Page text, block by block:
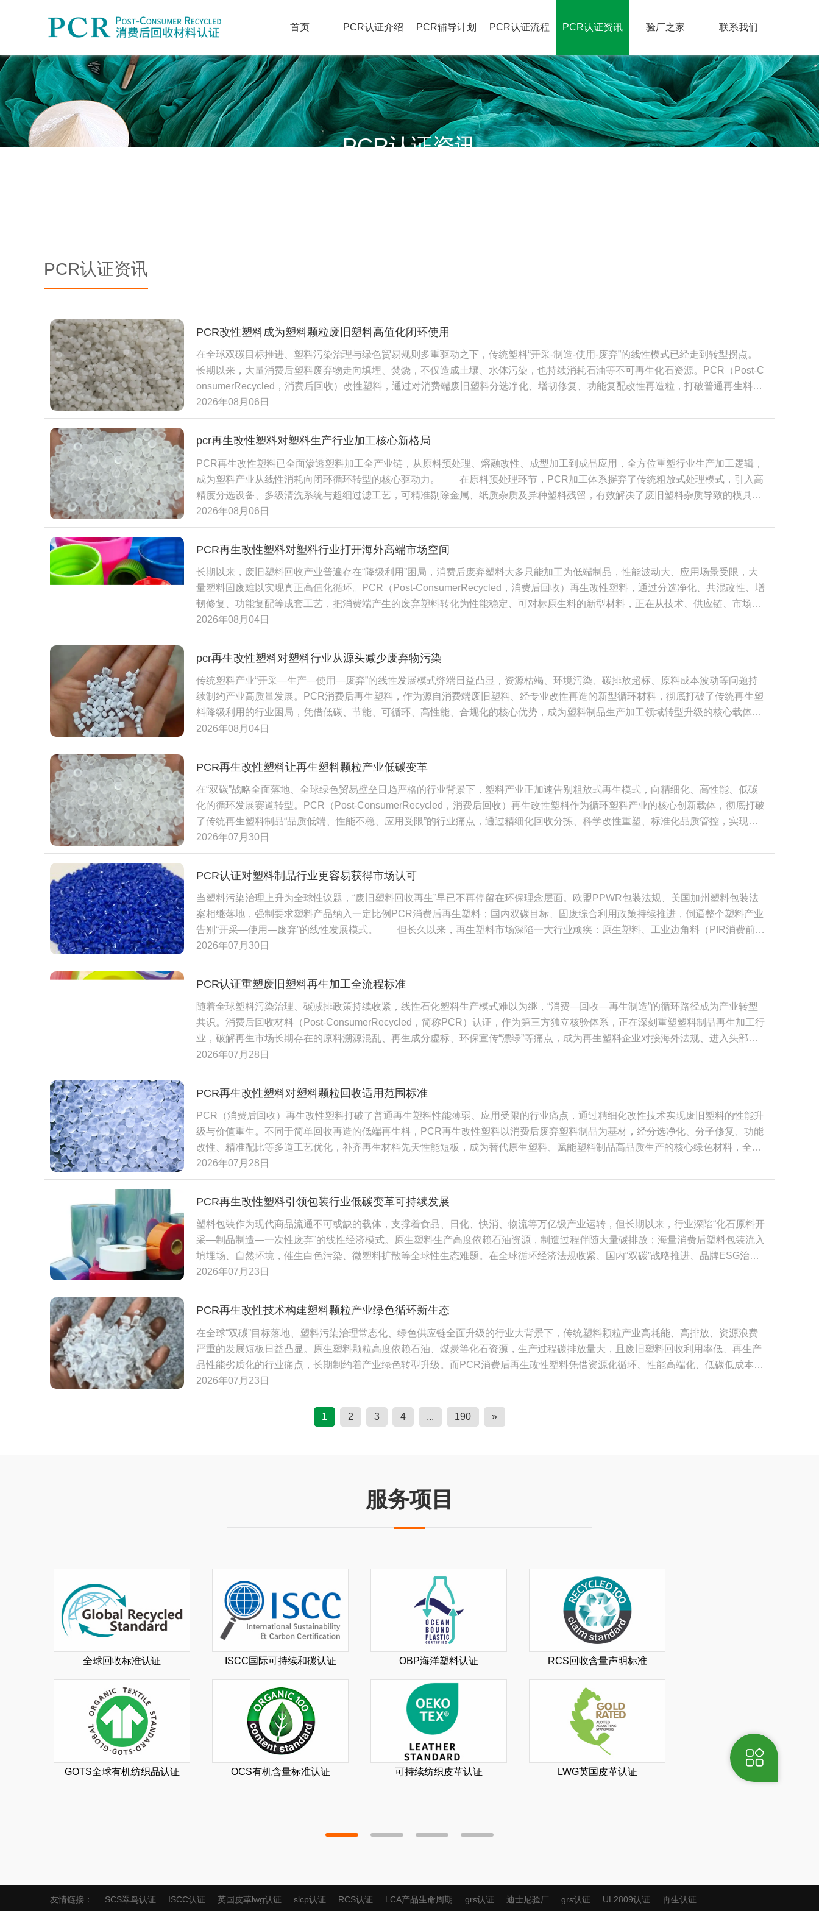
首页 PCR认证介绍 PCR辅导计划 PCR认证流程 PCR认证资讯 验厂之家 联系我们
PCR认证资讯
PCR认证资讯
PCR改性塑料成为塑料颗粒废旧塑料高值化闭环使用
在全球双碳目标推进、塑料污染治理与绿色贸易规则多重驱动之下，传统塑料“开采‑制造‑使用‑废弃”的线性模式已经走到转型拐点。
长期以来，大量消费后塑料废弃物走向填埋、焚烧，不仅造成土壤、水体污染，也持续消耗石油等不可再生化石资源。PCR（Post‑C
onsumerRecycled，消费后回收）改性塑料，通过对消费端废旧塑料分选净化、增韧修复、功能复配改性再造粒，打破普通再生料降
级利用的固有困局，成为塑料制品行业走向循环可持续的核心技术抓手。 PCR原料是已经完成消费生命周期的终端制品，包括废
旧家电外壳、饮料包装、汽车塑料件、日用消费品外壳等，这类废弃物如果不加以资源化，绝大部分会直接流入固废处理体系，是白
色污染的主要来源。未经改性的PCR回收料普遍存在分子链断裂、杂质残留、力学性能衰减、批次性能波动大的缺陷，大多只能做成
低端粗糙制品，很难进入家电、汽车、3C电子等高价值制造领域。改性技术的价值，正是通过配方、共混、增韧、除杂工艺修复材料
性能，让PCR再生颗粒的强度、耐热、抗冲击、尺寸稳定性向原生树脂看齐，实现废旧塑料的高值化闭环复用。 明确提出塑料制
品最低PCR再生含量、全链路溯源、碳足迹举证要求，不符合指标的产品将面临清关受阻、罚款、订单取消等风险。很多海外品牌已
经把PCR再生料占比写进供应商准入条件，再生材料不再是加分项，而是市场入场券。 采用合规可溯源的PCR改性塑料，帮助国
内塑料制品企业应对绿色贸易壁垒，适配海外客户的供应链审核、GRS、ISCC等认证需求，打通出口市场。同时国内塑料污染治
理、绿色制造政策推进，也倒逼本土品牌提升再生材料使用比例，PCR改性材料成为链接国内政策与国际市场规则的关键载体。
2026年08月06日
pcr再生改性塑料对塑料生产行业加工核心新格局
PCR再生改性塑料已全面渗透塑料加工全产业链，从原料预处理、熔融改性、成型加工到成品应用，全方位重塑行业生产加工逻辑，
成为塑料产业从线性消耗向闭环循环转型的核心驱动力。 在原料预处理环节，PCR加工体系摒弃了传统粗放式处理模式，引入高
精度分选设备、多级清洗系统与超细过滤工艺，可精准剔除金属、纸质杂质及异种塑料残留，有效解决了废旧塑料杂质导致的模具堵
塞、设备磨损、成品瑕疵等问题。行业主流工艺采用80-120目精细滤网熔融过滤，最大程度净化熔体纯度，从源头提升原料稳定性，
为后续成型加工筑牢基础。同时，针对不同使用场景的废旧塑料，分类开展脱挥、除味、脱色处理，解决了传统再生料色差不均、气
味残留的通病，大幅拓宽了加工适配场景。 在核心改性加工环节，PCR技术通过分子级调控实现材料性能迭代。加工企业根据终
端产品需求，精准搭配相容剂、抗氧剂、紫外稳定剂、增韧剂等功能性助剂，解决不同废旧塑料体系的兼容性难题，修复塑料老化导
致的分子链断裂问题，有效提升材料力学性能与耐候性。 随着全球环保政策持续收紧、终端市场绿色需求不断释放，PCR再生改
性塑料已然成为塑料加工行业的核心发展方向，推动产业形成“回收标准化、改性精细化、产品高端化、应用多元化”的全新发展格
局。未来，行业将围绕技术升级、标准完善、产业链闭环三大维度持续迭代。 PCR再生改性塑料将逐步成为塑料加工行业的主流
原料，推动整个产业真正迈入“零废弃、低能耗、高价值”的循环制造新时代。
2026年08月06日
PCR再生改性塑料对塑料行业打开海外高端市场空间
长期以来，废旧塑料回收产业普遍存在“降级利用”困局，消费后废弃塑料大多只能加工为低端制品，性能波动大、应用场景受限，大
量塑料固废难以实现真正高值化循环。PCR（Post‑ConsumerRecycled，消费后回收）再生改性塑料，通过分选净化、共混改性、增
韧修复、功能复配等成套工艺，把消费端产生的废弃塑料转化为性能稳定、可对标原生料的新型材料，正在从技术、供应链、市场规
则、产业结构多个维度，深刻改写整个塑料行业的发展逻辑。 PCR再生改性塑料首先重构了塑料行业的原料供给体系。塑料产业
高度依赖原油化工，国际能源价格波动直接传导至下游，原生树脂价格起伏给全产业链带来较大的供应链风险。PCR再生改性塑料以
消费后废旧塑料为原料，把社会端的塑料废弃物转化为工业可用原料，开辟石油之外的第二原料来源，有效降低行业对化石资源的消
耗。数据显示，相比原生塑料生产，高品质PCR再生改性塑料生产环节能耗可下降40%‑80%，单吨碳排放降幅可达30%以上，每使
用一吨PCR材料，能够节约数吨石油资源，带来可观的减碳效益。对于制造企业，合理配比PCR改性料，能够优化原材料成本结构，
对冲原生树脂涨价带来的经营压力，同时降低产业链范围三碳排放，成为企业完成ESG目标、绿色供应链审核的重要抓手。 全球
合规浪潮，进一步放大了PCR再生改性塑料的产业战略价值。欧盟PPWR包装废弃物法规、CBAM碳关税等政策相继落地，强制要求
塑料包装、制品达到最低再生含量指标，再生材料不再只是企业环保加分项，而是出口市场的准入硬性门槛，无法提供可溯源PCR材
料的产品，将面临清关受阻、高额处罚的风险。国内塑料污染治理、绿色制造体系建设持续推进，下游家电、汽车、3C、包装头部品
牌纷纷公布再生材料使用目标，倒逼上游改性塑料企业完成技术迭代。过去很多企业将环保视作成本负担，而PCR再生改性赛道，让
空间。
2026年08月04日
pcr再生改性塑料对塑料行业从源头减少废弃物污染
传统塑料产业“开采—生产—使用—废弃”的线性发展模式弊端日益凸显，资源枯竭、环境污染、碳排放超标、原料成本波动等问题持
续制约产业高质量发展。PCR消费后再生塑料，作为源自消费端废旧塑料、经专业改性再造的新型循环材料，彻底打破了传统再生塑
料降级利用的行业困局，凭借低碳、节能、可循环、高性能、合规化的核心优势，成为塑料制品生产加工领域转型升级的核心载体，
为行业可持续发展搭建起资源循环、绿色生产、产业提质的全新发展体系。 在生产加工端，PCR再生塑料为塑料制品企业实现降
本增效、稳定供应链提供了坚实支撑。当前国际能源价格波动剧烈，原油及化工原料价格持续震荡，原生塑料原料成本居高不下，给
塑料制造企业的生产经营带来极大不确定性。PCR再生塑料依托废旧资源循环利用的特性，原料供给充足、价格波动平缓，能够有效
对冲原生原料的成本风险，帮助企业优化生产成本结构。同时，标准化、改性化的PCR颗粒料适配注塑、挤出、吸塑、发泡等各类主
流加工工艺，无需企业改造生产线，可直接规模化投产，兼顾了生产效率与产品品质。此外，可多次循环利用的高端PCR材料，能够
实现塑料制品报废后的二次回收再造，构建“生产—使用—回收—再生产”的闭环模式，最大限度延长材料生命周期，提升产业资源利
用率。 从产业可持续发展维度来看，PCR再生塑料的普及应用，推动塑料产业从“线性粗放发展”向“闭环循环发展”全面转型，重塑
了行业绿色发展新格局。传统塑料产业发展过程中，大量废旧塑料随意丢弃、填埋、焚烧，不仅占用土地资源、污染土壤与水体，还
会产生大量温室气体与有害气体，造成严重的生态污染。PCR再生塑料的产业化推广，打通了废旧塑料回收、精细化加工、高端化再
利用的全产业链条，推动废旧塑料资源规范化、资源化处置，从源头减少塑料废弃物污染，破解塑料产业“环保与发展矛盾”的行业难
法规、国际ESG评价体系、品牌绿色供应链标准等一系列新规陆续落地，对塑料制品的再生料占比、碳足迹、溯源体系提出了明确要
求。采用合规化PCR再生塑料生产的产品，具备完整的溯源体系与认证资质，可顺利对接国际市场准入标准，帮助企业规避绿色贸易
壁垒，提升产品市场竞争力。同时，PCR材料的应用助力企业完善ESG治理体系，塑造绿色品牌形象，契合当下市场绿色消费升级的
发展趋势，为企业长效发展赋能。
2026年08月04日
PCR再生改性塑料让再生塑料颗粒产业低碳变革
在“双碳”战略全面落地、全球绿色贸易壁垒日趋严格的行业背景下，塑料产业正加速告别粗放式再生模式，向精细化、高性能、低碳
化的循环发展赛道转型。PCR（Post-ConsumerRecycled，消费后回收）再生改性塑料作为循环塑料产业的核心创新载体，彻底打破
了传统再生塑料制品“品质低端、性能不稳、应用受限”的行业痛点，通过精细化回收分拣、科学改性重塑、标准化品质管控，实现废
旧塑料资源的价值再造，为再生塑料制品行业的高质量发展注入核心动能，成为衔接塑料固废处置、绿色生产与终端高端应用的关键
纽带。 在绿色低碳与产业合规层面，PCR再生改性塑料为再生塑料制品产业构建了双重核心优势。相较于原生塑料生产，PCR再
生改性塑料的生产能耗可降低40%-80%，单吨材料碳排放减少30%以上，部分品类可实现单吨减排2.3吨、节约石油资源3.8吨，等效
于种植120棵树的生态效益，极大降低了塑料制品生产的资源消耗与环境负荷。对于生产企业而言，采用PCR再生改性塑料制作成
品，可精准匹配国内双碳政策、企业ESG评级及绿色供应链审核要求，同时有效应对欧盟CBAM碳关税等国际绿色贸易规则，帮助出
口型企业规避贸易壁垒，提升品牌绿色竞争力与市场合规性。 从产业维度来看，PCR再生改性塑料推动再生塑料制品行业构建起
闭环循环的产业生态。其构建的“消费回收—精准分选—改性再生—高端应用—二次回收”全链条模式，有效破解了塑料固废填埋、焚
烧带来的土壤与大气污染问题，实现废旧塑料资源的最大化资源化利用。相较于传统粗放再生模式，PCR改性技术支持材料多次循环
利用，部分高端PCR改性塑料可反复回收改性、持续投入高端生产，大幅延长塑料材料生命周期，彻底改变了再生塑料“一次再生、
逐级降级”的行业困境，推动塑料产业从“线性消耗”向“绿色循环”转型。 同时，产业将逐步形成“回收标准化、改性精细化、产品高
核心支撑力量。
2026年07月30日
PCR认证对塑料制品行业更容易获得市场认可
当塑料污染治理上升为全球性议题，“废旧塑料回收再生”早已不再停留在环保理念层面。欧盟PPWR包装法规、美国加州塑料包装法
案相继落地，强制要求塑料产品纳入一定比例PCR消费后再生塑料；国内双碳目标、固废综合利用政策持续推进，倒逼整个塑料产业
告别“开采—使用—废弃”的线性发展模式。 但长久以来，再生塑料市场深陷一大行业顽疾：原生塑料、工业边角料（PIR消费前再
生料）、消费后废旧塑料外观无法肉眼区分。不少厂商混淆原料概念，以工厂生产水口料冒充居民废弃塑料回收料，随意虚标再生料
占比，泛滥的“漂绿宣传”持续削弱市场信心，让正规回收企业辛苦分拣的消费后废塑料难以形成稳定市场价值。在此背景下，PCR第
三方认证应运而生，成为规范塑料制品回收体系、构建可信闭环循环不可或缺的底层支撑。 PCR全称Post-ConsumerRecycled，
即消费后回收材料。严格按照ISO14021国际标准定义，PCR塑料特指普通消费者、商超、终端机构使用完毕之后废弃的塑料制品，
例如饮料瓶、快递塑料包装、废旧家电塑料外壳、日化空瓶等，经过收集、分拣、清洗、再造粒加工得到再生原料。 PCR认证，
就是依托EN15343、UL2809、APR等国际通行标准，由第三方机构开展全链条审核的溯源体系。它不只是简单检测成品内再生材料
占比，核心是搭建物料监管链，追踪塑料从废旧废弃物回收、破碎造粒、改性加工直至终端成品的完整流向，通过物料平衡核算、批
次台账核查、现场实地审核，书面证明产品内再生塑料确为消费后废弃物，杜绝原料掺假、比例虚报，为企业绿色声明提供具备法律
效力的可信依据。 伴随着大众环保意识提升，具备可持续属性的产品逐渐获得消费者青睐。带有合规PCR认证背书的产品，可以
清晰传递环境价值。区别于空洞的环保口号，可溯源的消费后再生原料证明，更容易获得市场认可，帮助制造企业打造产品差异化竞
2026年07月30日
PCR认证重塑废旧塑料再生加工全流程标准
随着全球塑料污染治理、碳减排政策持续收紧，线性石化塑料生产模式难以为继，“消费—回收—再生制造”的循环路径成为产业转型
共识。消费后回收材料（Post-ConsumerRecycled，简称PCR）认证，作为第三方独立核验体系，正在深刻重塑塑料制品再生加工行
业，破解再生市场长期存在的原料溯源混乱、再生成分虚标、环保宣传“漂绿”等痛点，成为再生塑料企业对接海外法规、进入头部品
牌供应链不可或缺的绿色通行证。 PCR认证对塑料制品再生加工的改造，贯穿整条生产线与供应链管理体系，绝非简单的一纸证
书。认证审核最核心的要求，是建立完整可追溯的产销监管链，倒逼再生加工厂重构全流程台账管理。从废旧塑料回收采购、入库分
选、破碎清洗、熔融造粒，再到改性复合、成品出库、向下游注塑/包装企业供货，每一批次PCR原料都需要留存采购单据、运输记
录、损耗台账、混料配比数据。认证审核机构会交叉核对物料进出数量，杜绝原料混掺、PCR含量虚报。对于再生加工厂而言，这套
溯源体系直接推动企业告别粗放式生产管理，实现原料批次数字化管控。 再生加工工艺管控同样是PCR认证重点核查板块。消费
后废旧塑料来源复杂，混杂泥沙、胶黏剂、异种塑料、各类杂质。想要产出稳定合格的PCR再生颗粒，企业必须配套精细化分选、多
级清洗、熔体过滤、除味除杂设备。认证过程中，审核人员会评估工厂的杂质管控方案、废水废气处理设施、废料分流管理制度，避
免再生加工环节造成二次污染。部分面向食品接触、高端3C、汽车内饰领域的PCR再生塑料，认证还会附加材料安全、有害物质管
控要求，推动再生企业升级提纯与改性技术，改善PCR材料普遍存在的性能波动、色差、流动性不稳定等行业难题，推动再生塑料从
低端填充料向高附加值工业原料升级。 PCR认证搭建起一套公认的信任机制，打通废旧塑料从回收端到终端产品的价值链路。未
握绿色转型风口，推动塑料产业真正走出“开采—使用—废弃”的线性模式，实现资源永续循环。
2026年07月28日
PCR再生改性塑料对塑料颗粒回收适用范围标准
PCR（消费后回收）再生改性塑料打破了普通再生塑料性能薄弱、应用受限的行业痛点，通过精细化改性技术实现废旧塑料的性能升
级与价值重生。不同于简单回收再造的低端再生料，PCR再生改性塑料以消费后废弃塑料制品为基材，经分选净化、分子修复、功能
改性、精准配比等多道工艺优化，补齐再生材料先天性能短板，成为替代原生塑料、赋能塑料制品高品质生产的核心绿色材料，全方
位重塑塑料制品的品质标准、生产模式与产业格局。 PCR再生改性塑料可实现性能的定制化调控，适配全品类塑料制品生产。生
产企业可根据产品使用场景，灵活调整PCR材料的回收料掺混比例与改性配方，从30%常规掺混到100%全再生改性均可实现，既能
满足食品接触、家电内饰、精密电子等高端场景的安全标准，也能适配市政工程、汽车配件、农业设备等高强度、耐损耗场景的使用
要求。数据显示，经过专业改性的PCR再生塑料制品，力学稳定性、尺寸精度、耐老化性能可媲美原生塑料，部分改性配方产品的耐
磨、耐低温、阻燃性能甚至优于普通原生料，彻底打破了“再生料=低品质”的行业固有认知。 目前，PCR再生改性塑料已实现全场
景渗透，全面赋能塑料制品细分领域升级。在家电电子领域，改性PCR-PC/ABS合金材料广泛应用于电脑外壳、家电壳体、充电配件
等制品，在保障结构稳定性与安全性的同时，实现产品绿色低碳升级；在汽车产业，高耐温、高刚性PCR改性材料用于新能源汽车电
池外壳、内饰塑料件、车载配件，实现产品轻量化、耐损耗升级，助力汽车产业节能减排；在包装领域，食品级、高透明PCR改性塑
料可替代传统原生包装材料，用于食品容器、日化包装等产品，兼顾安全性与环保性；在市政与农业领域，耐穿刺、抗老化的PCR改
性HDPE材料，可生产防水卷材、灌溉管材、市政护栏等制品，使用寿命更长、性价比更高；在文创文具领域，PCR-HIPS改性材料
材料的性能边界与应用边界，推动全品类塑料制品实现“性能不降、品质升级、低碳增效”，助力整个塑料制造业摆脱资源依赖、实现
绿色可持续发展，为全球循环经济建设与双碳目标落地筑牢产业根基。
2026年07月28日
PCR再生改性塑料引领包装行业低碳变革可持续发展
塑料包装作为现代商品流通不可或缺的载体，支撑着食品、日化、快消、物流等万亿级产业运转，但长期以来，行业深陷“化石原料开
采—制品制造—一次性废弃”的线性经济模式。原生塑料生产高度依赖石油资源，制造过程伴随大量碳排放；海量消费后塑料包装流入
填埋场、自然环境，催生白色污染、微塑料扩散等全球性生态难题。在全球循环经济法规收紧、国内“双碳”战略推进、品牌ESG治理
升级的多重背景下，PCR（消费后回收）再生改性塑料跳出传统简单回收降级利用的困局，成为推动塑料包装产业走向可持续发展的
核心材料方案。 PCR特指消费者使用完毕后丢弃的塑料制品，区别于工厂生产产生的工业边角回收料（PIR）。未经改性处理的
PCR原料，经过回收、破碎、熔融造粒后普遍存在先天短板：塑料反复热加工造成高分子链断裂，力学强度、抗冲击性能下滑；回收
物料来源混杂，标签胶黏剂、异种塑料杂质难以彻底清除；熔体流动性不稳定、批次色差、易黄变，大多只能用于低端低值制品，长
期陷入“降级回收”恶性循环，难以规模化应用于标准化包装产品。 可持续包装转型长期存在诸多路线争议：可降解材料成本高
昂、仓储使用条件受限；轻量化改造存在结构强度风险。PCR再生改性塑料最大优势在于兼容性强：依托成熟挤出、吹塑、注塑工
艺，无需大规模更换现有包装生产线；通过配方可调，适配透明日化包装、耐跌落食品容器、耐候物流包装等差异化功能需求。企业
可灵活调配PCR添加比例，从30%掺混逐步向100%全再生包装过渡，实现环保目标与产品使用性能、生产成本之间的平衡。 塑
料包装的可持续发展，并非简单“去塑料化”，核心目标是构建塑料循环体系，最大限度延长材料生命周期。短期来看，PCR再生改性
塑料将优先在日化洗护包装、物流周转包装、非直接接触食品容器大规模普及；中长期，随着深度净化改性、化学回收技术成熟，食
品级PCR包装应用场景将持续拓宽。 循环经济不是单一材料、单一企业的任务。依托PCR再生改性技术，废弃塑料包装得以摆脱
2026年07月23日
PCR再生改性技术构建塑料颗粒产业绿色循环新生态
在全球“双碳”目标落地、塑料污染治理常态化、绿色供应链全面升级的行业大背景下，传统塑料颗粒产业高耗能、高排放、资源浪费
严重的发展短板日益凸显。原生塑料颗粒高度依赖石油、煤炭等化石资源，生产过程碳排放量大，且废旧塑料回收利用率低、再生产
品性能劣质化的行业痛点，长期制约着产业绿色转型升级。而PCR消费后再生改性塑料凭借资源化循环、性能高端化、低碳低成本的
核心优势，打破了传统再生塑料的发展瓶颈，成为推动塑料颗粒产业从“粗放消耗”向“循环可持续”转型的核心抓手，为行业高质量、长
效化发展构建全新生态体系。 PCR再生改性塑料颗粒全程可溯源、低碳环保、合规性强，一吨PCR透明HDPE再生颗粒可减少约
1.5吨碳排放，能够精准匹配企业绿色供应链审核、碳减排考核与出口贸易合规需求，帮助上下游企业规避碳关税壁垒，提升品牌绿色
竞争力。对于塑料颗粒生产企业而言，布局PCR改性颗粒业务，不仅是响应国家塑料污染治理、双碳政策的必然举措，更是企业突破
来，PCR再生改性技术将成为塑料颗粒产业的标配核心技术，绿色再生颗粒将成为市场主流产品。 总而言之，PCR再生改性塑料
不仅是一项废旧塑料资源化再生技术，更是推动塑料颗粒产业可持续发展的核心引擎。其通过资源循环破解产业原料瓶颈，通过性能
2026年07月23日
1 2 3 4 ... 190 »
服务项目
全球回收标准认证 ISCC国际可持续和碳认证 OBP海洋塑料认证 RCS回收含量声明标准
GOTS全球有机纺织品认证 OCS有机含量标准认证 可持续纺织皮革认证 LWG英国皮革认证
友情链接： SCS翠鸟认证 ISCC认证 英国皮革lwg认证 slcp认证 RCS认证 LCA产品生命周期 grs认证 迪士尼验厂 grs认证 UL2809认证 再生认证